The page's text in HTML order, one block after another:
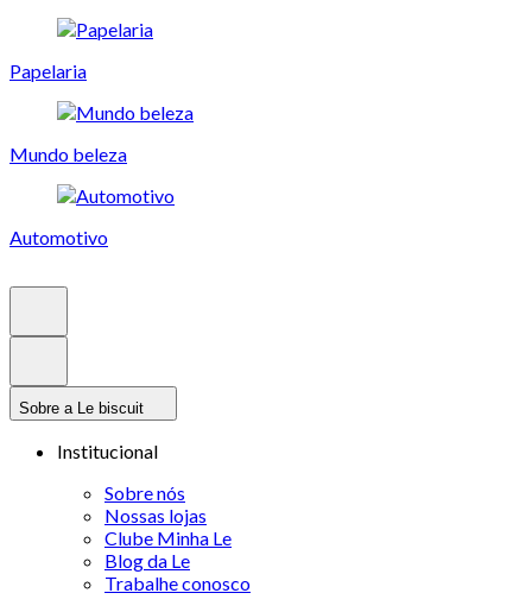
Papelaria
Mundo beleza
Automotivo
Sobre a Le biscuit
Institucional
Sobre nós
Nossas lojas
Clube Minha Le
Blog da Le
Trabalhe conosco